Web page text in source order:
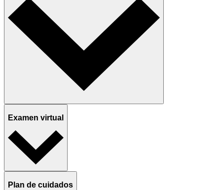
Examen virtual
Plan de cuidados